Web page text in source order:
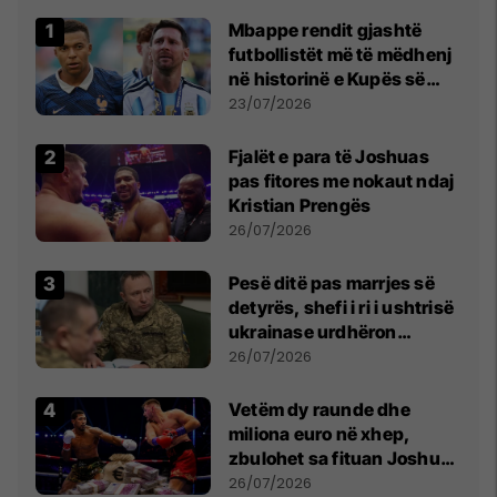
Mbappe rendit gjashtë
futbollistët më të mëdhenj
në historinë e Kupës së
Botës, Messi mbetet i dyti
23/07/2026
Fjalët e para të Joshuas
pas fitores me nokaut ndaj
Kristian Prengës
26/07/2026
Pesë ditë pas marrjes së
detyrës, shefi i ri i ushtrisë
ukrainase urdhëron
kontroll të madh
26/07/2026
Vetëm dy raunde dhe
miliona euro në xhep,
zbulohet sa fituan Joshua
e Prenga
26/07/2026